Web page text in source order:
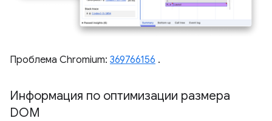
Проблема Chromium: 369766156 .
Информация по оптимизации размера
DOM